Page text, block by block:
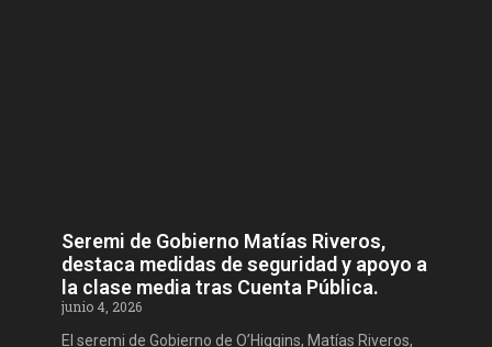
Seremi de Gobierno Matías Riveros,
destaca medidas de seguridad y apoyo a
la clase media tras Cuenta Pública.
junio 4, 2026
El seremi de Gobierno de O’Higgins, Matías Riveros,